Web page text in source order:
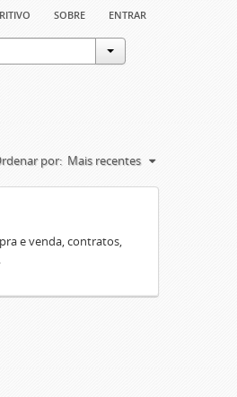
sobre entrar
por: Mais recentes
e venda, contratos,